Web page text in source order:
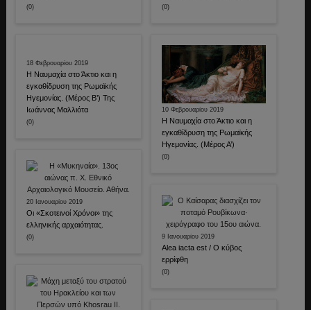
(0)
18 Φεβρουαρίου 2019
Η Ναυμαχία στο Άκτιο και η
εγκαθίδρυση της Ρωμαϊκής
Ηγεμονίας. (Μέρος Β’) Της
Ιωάννας Μαλλιότα
(0)
20 Ιανουαρίου 2019
Οι «Σκοτεινοί Χρόνοι» της
ελληνικής αρχαιότητας.
(0)
(0)
10 Φεβρουαρίου 2019
Η Ναυμαχία στο Άκτιο και η
εγκαθίδρυση της Ρωμαϊκής
Ηγεμονίας. (Μέρος Α’)
(0)
9 Ιανουαρίου 2019
Alea iacta est / Ο κύβος
ερρίφθη
(0)